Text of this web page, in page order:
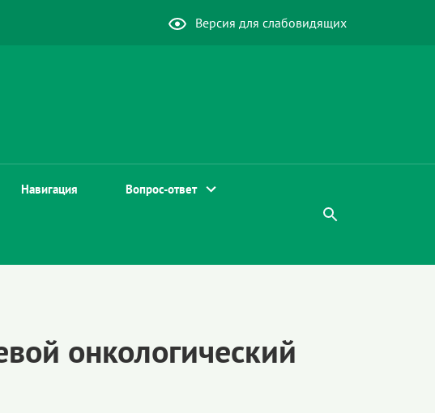
Версия для слабовидящих
Навигация Вопрос-ответ
онкологический